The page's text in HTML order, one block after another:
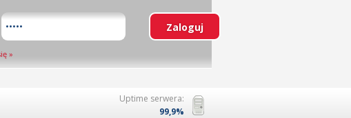
»
Uptime serwera:
99,9%